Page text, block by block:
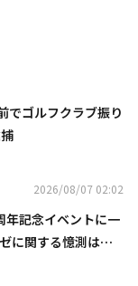
でゴルフクラブ振り
2026/08/07 02:02
年記念イベントに一
に関する憶測は否